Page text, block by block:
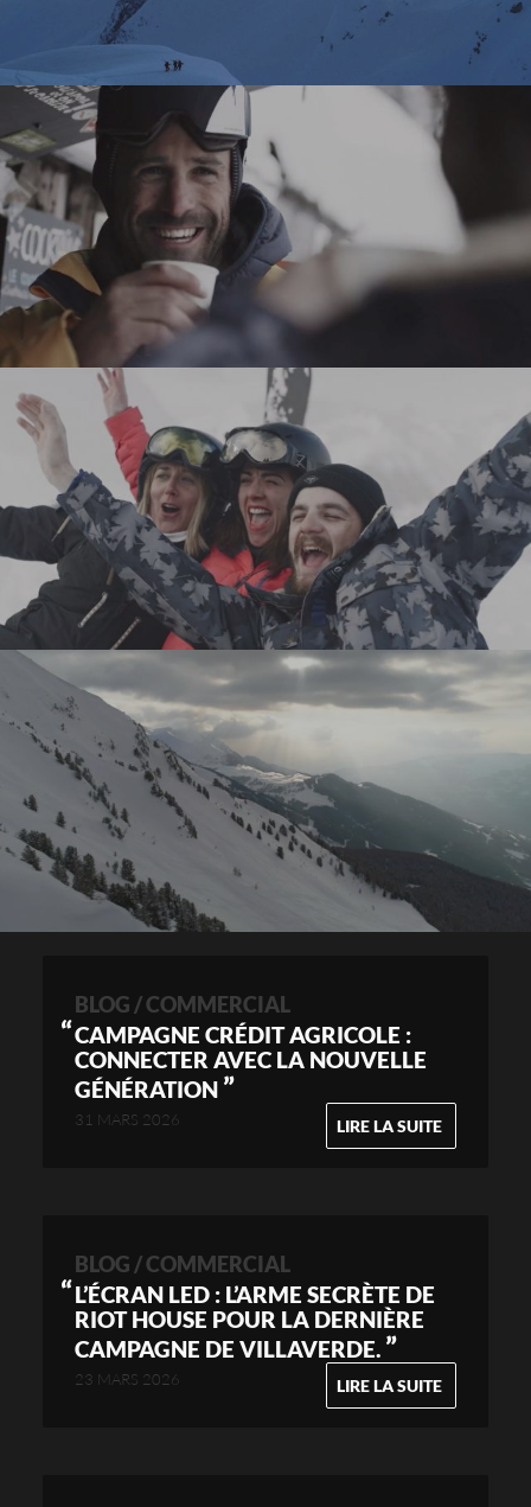
BLOG / COMMERCIAL
CAMPAGNE CRÉDIT AGRICOLE :
CONNECTER AVEC LA NOUVELLE
GÉNÉRATION ”
31 MARS 2026 LIRE LA SUITE
BLOG / COMMERCIAL
L’ÉCRAN LED : L’ARME SECRÈTE DE
RIOT HOUSE POUR LA DERNIÈRE
CAMPAGNE DE VILLAVERDE. ”
23 MARS 2026 LIRE LA SUITE